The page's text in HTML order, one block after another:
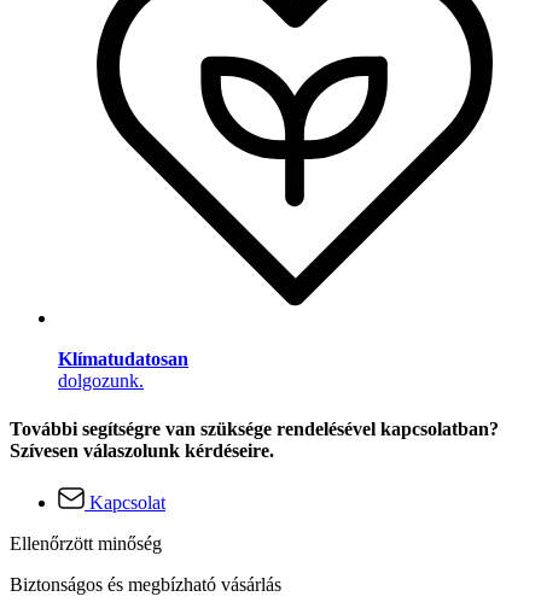
Klímatudatosan
dolgozunk.
További segítségre van szüksége rendelésével kapcsolatban?
Szívesen válaszolunk kérdéseire.
Kapcsolat
Ellenőrzött minőség
Biztonságos és megbízható vásárlás